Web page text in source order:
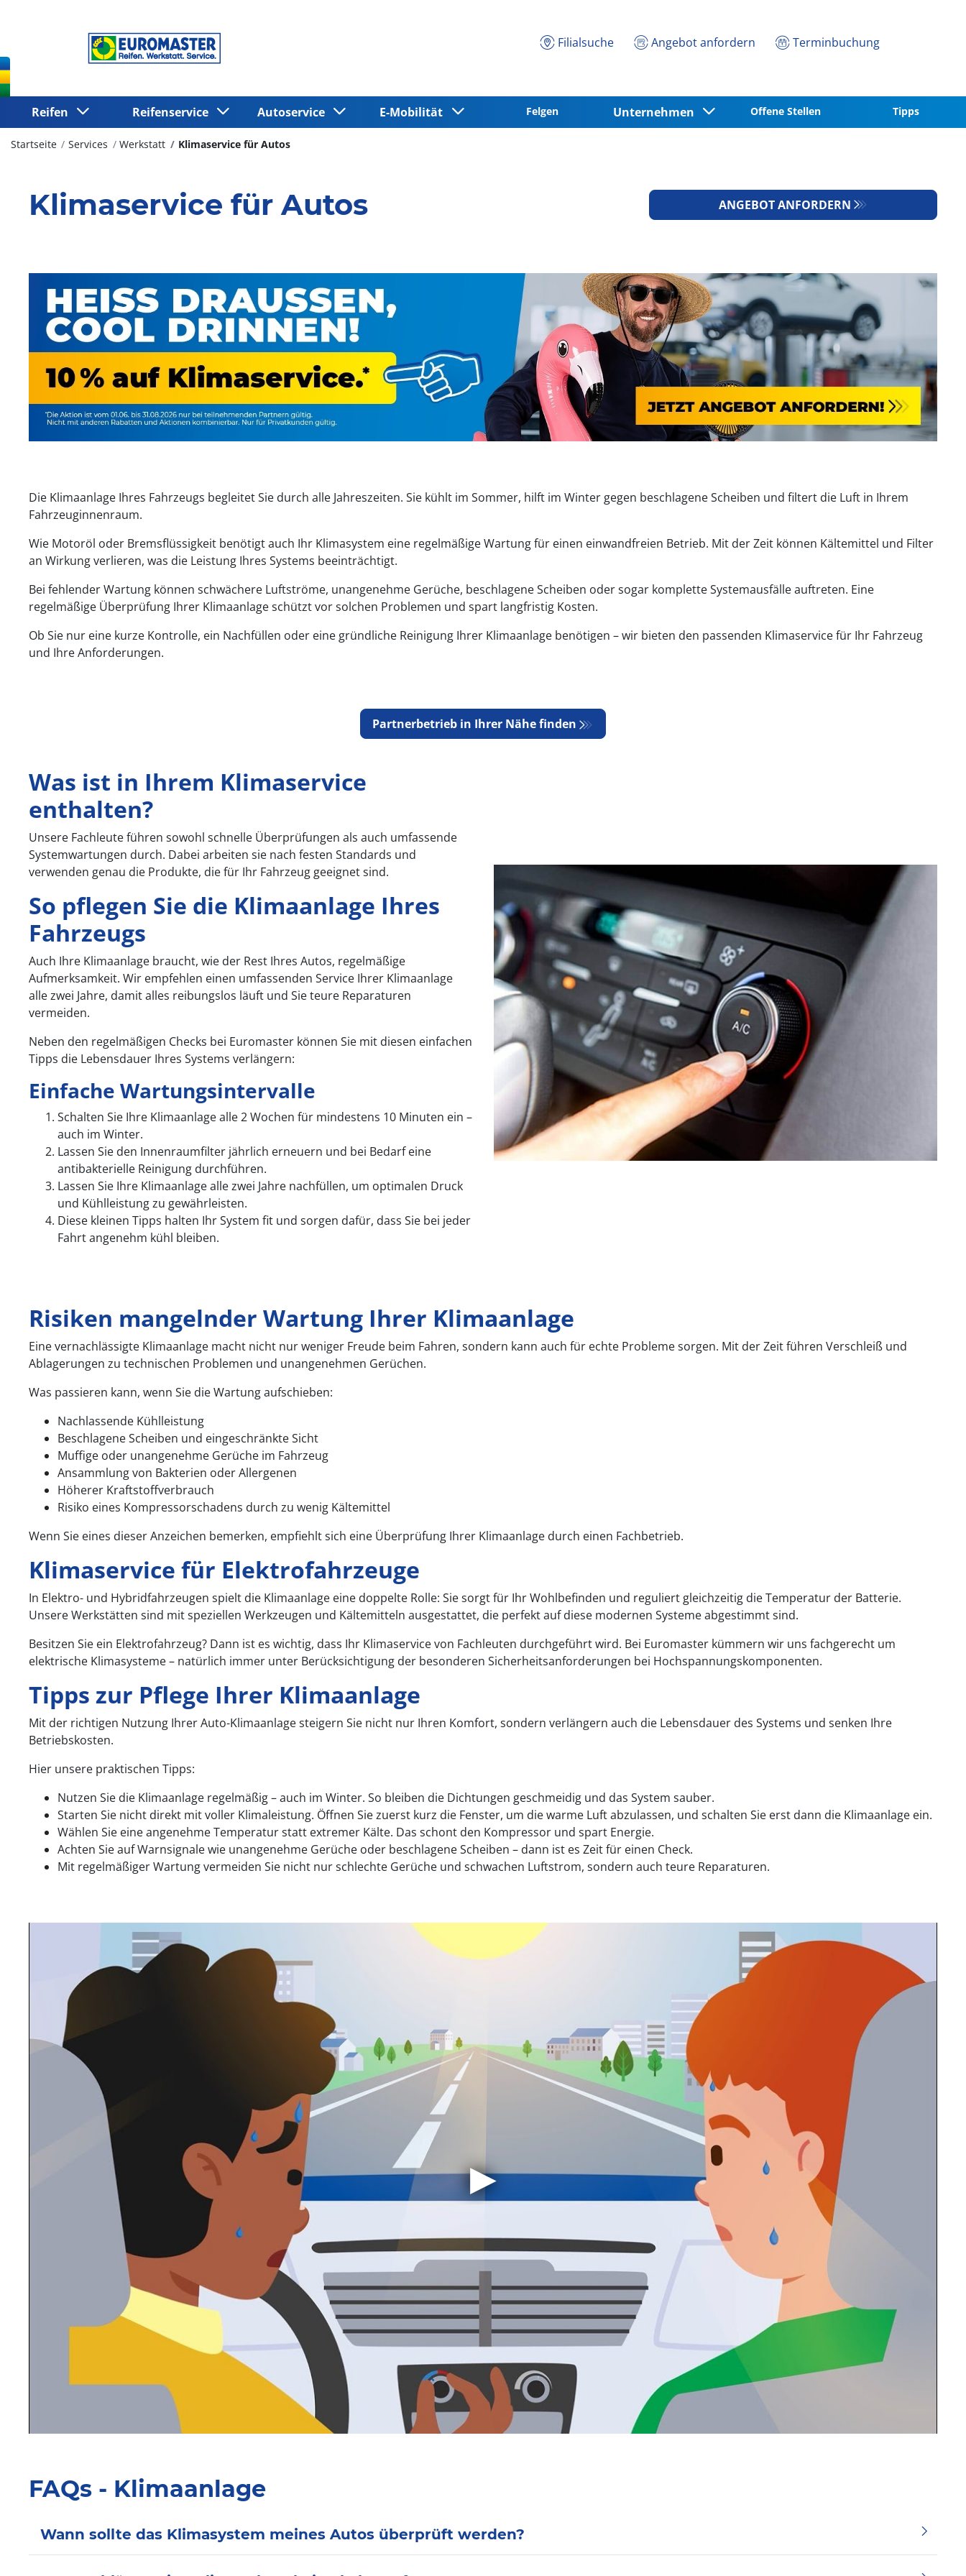
Filialsuche Angebot anfordern Terminbuchung
Reifen Reifenservice Autoservice E-Mobilität Felgen Unternehmen Offene Stellen Tipps
Startseite Services Werkstatt Klimaservice für Autos
Klimaservice für Autos ANGEBOT ANFORDERN
Die Klimaanlage Ihres Fahrzeugs begleitet Sie durch alle Jahreszeiten. Sie kühlt im Sommer, hilft im Winter gegen beschlagene Scheiben und filtert die Luft in Ihrem
Fahrzeuginnenraum.
Wie Motoröl oder Bremsflüssigkeit benötigt auch Ihr Klimasystem eine regelmäßige Wartung für einen einwandfreien Betrieb. Mit der Zeit können Kältemittel und Filter
an Wirkung verlieren, was die Leistung Ihres Systems beeinträchtigt.
Bei fehlender Wartung können schwächere Luftströme, unangenehme Gerüche, beschlagene Scheiben oder sogar komplette Systemausfälle auftreten. Eine
regelmäßige Überprüfung Ihrer Klimaanlage schützt vor solchen Problemen und spart langfristig Kosten.
Ob Sie nur eine kurze Kontrolle, ein Nachfüllen oder eine gründliche Reinigung Ihrer Klimaanlage benötigen – wir bieten den passenden Klimaservice für Ihr Fahrzeug
und Ihre Anforderungen.
Partnerbetrieb in Ihrer Nähe finden
Was ist in Ihrem Klimaservice
enthalten?
Unsere Fachleute führen sowohl schnelle Überprüfungen als auch umfassende
Systemwartungen durch. Dabei arbeiten sie nach festen Standards und
verwenden genau die Produkte, die für Ihr Fahrzeug geeignet sind.
So pflegen Sie die Klimaanlage Ihres
Fahrzeugs
Auch Ihre Klimaanlage braucht, wie der Rest Ihres Autos, regelmäßige
Aufmerksamkeit. Wir empfehlen einen umfassenden Service Ihrer Klimaanlage
alle zwei Jahre, damit alles reibungslos läuft und Sie teure Reparaturen
vermeiden.
Neben den regelmäßigen Checks bei Euromaster können Sie mit diesen einfachen
Tipps die Lebensdauer Ihres Systems verlängern:
Einfache Wartungsintervalle
Schalten Sie Ihre Klimaanlage alle 2 Wochen für mindestens 10 Minuten ein –
auch im Winter.
Lassen Sie den Innenraumfilter jährlich erneuern und bei Bedarf eine
antibakterielle Reinigung durchführen.
Lassen Sie Ihre Klimaanlage alle zwei Jahre nachfüllen, um optimalen Druck
und Kühlleistung zu gewährleisten.
Diese kleinen Tipps halten Ihr System fit und sorgen dafür, dass Sie bei jeder
Fahrt angenehm kühl bleiben.
Risiken mangelnder Wartung Ihrer Klimaanlage
Eine vernachlässigte Klimaanlage macht nicht nur weniger Freude beim Fahren, sondern kann auch für echte Probleme sorgen. Mit der Zeit führen Verschleiß und
Ablagerungen zu technischen Problemen und unangenehmen Gerüchen.
Was passieren kann, wenn Sie die Wartung aufschieben:
Nachlassende Kühlleistung
Beschlagene Scheiben und eingeschränkte Sicht
Muffige oder unangenehme Gerüche im Fahrzeug
Ansammlung von Bakterien oder Allergenen
Höherer Kraftstoffverbrauch
Risiko eines Kompressorschadens durch zu wenig Kältemittel
Wenn Sie eines dieser Anzeichen bemerken, empfiehlt sich eine Überprüfung Ihrer Klimaanlage durch einen Fachbetrieb.
Klimaservice für Elektrofahrzeuge
In Elektro- und Hybridfahrzeugen spielt die Klimaanlage eine doppelte Rolle: Sie sorgt für Ihr Wohlbefinden und reguliert gleichzeitig die Temperatur der Batterie.
Unsere Werkstätten sind mit speziellen Werkzeugen und Kältemitteln ausgestattet, die perfekt auf diese modernen Systeme abgestimmt sind.
Besitzen Sie ein Elektrofahrzeug? Dann ist es wichtig, dass Ihr Klimaservice von Fachleuten durchgeführt wird. Bei Euromaster kümmern wir uns fachgerecht um
elektrische Klimasysteme – natürlich immer unter Berücksichtigung der besonderen Sicherheitsanforderungen bei Hochspannungskomponenten.
Tipps zur Pflege Ihrer Klimaanlage
Mit der richtigen Nutzung Ihrer Auto-Klimaanlage steigern Sie nicht nur Ihren Komfort, sondern verlängern auch die Lebensdauer des Systems und senken Ihre
Betriebskosten.
Hier unsere praktischen Tipps:
Nutzen Sie die Klimaanlage regelmäßig – auch im Winter. So bleiben die Dichtungen geschmeidig und das System sauber.
Starten Sie nicht direkt mit voller Klimaleistung. Öffnen Sie zuerst kurz die Fenster, um die warme Luft abzulassen, und schalten Sie erst dann die Klimaanlage ein.
Wählen Sie eine angenehme Temperatur statt extremer Kälte. Das schont den Kompressor und spart Energie.
Achten Sie auf Warnsignale wie unangenehme Gerüche oder beschlagene Scheiben – dann ist es Zeit für einen Check.
Mit regelmäßiger Wartung vermeiden Sie nicht nur schlechte Gerüche und schwachen Luftstrom, sondern auch teure Reparaturen.
FAQs - Klimaanlage
Wann sollte das Klimasystem meines Autos überprüft werden?